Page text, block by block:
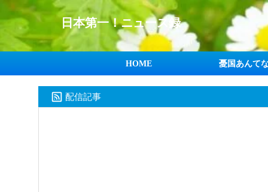
日本第一！ニュース録
HOME 憂国あんて
配信記事